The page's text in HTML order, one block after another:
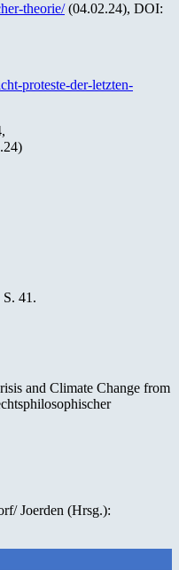
theorie/(04.02.24), DOI:
proteste-der-letzten-
41.
and Climate Change from
Joerden (Hrsg.):